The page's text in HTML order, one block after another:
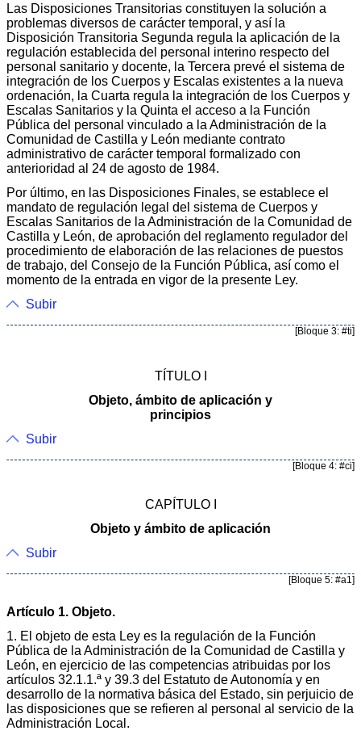
Las Disposiciones Transitorias constituyen la solución a
problemas diversos de carácter temporal, y así la
Disposición Transitoria Segunda regula la aplicación de la
regulación establecida del personal interino respecto del
personal sanitario y docente, la Tercera prevé el sistema de
integración de los Cuerpos y Escalas existentes a la nueva
ordenación, la Cuarta regula la integración de los Cuerpos y
Escalas Sanitarios y la Quinta el acceso a la Función
Pública del personal vinculado a la Administración de la
Comunidad de Castilla y León mediante contrato
administrativo de carácter temporal formalizado con
anterioridad al 24 de agosto de 1984.
Por último, en las Disposiciones Finales, se establece el
mandato de regulación legal del sistema de Cuerpos y
Escalas Sanitarios de la Administración de la Comunidad de
Castilla y León, de aprobación del reglamento regulador del
procedimiento de elaboración de las relaciones de puestos
de trabajo, del Consejo de la Función Pública, así como el
momento de la entrada en vigor de la presente Ley.
Subir
[Bloque 3: #ti]
TÍTULO I
Objeto, ámbito de aplicación y
principios
Subir
[Bloque 4: #ci]
CAPÍTULO I
Objeto y ámbito de aplicación
Subir
[Bloque 5: #a1]
Artículo 1. Objeto.
1. El objeto de esta Ley es la regulación de la Función
Pública de la Administración de la Comunidad de Castilla y
León, en ejercicio de las competencias atribuidas por los
artículos 32.1.1.ª y 39.3 del Estatuto de Autonomía y en
desarrollo de la normativa básica del Estado, sin perjuicio de
las disposiciones que se refieren al personal al servicio de la
Administración Local.